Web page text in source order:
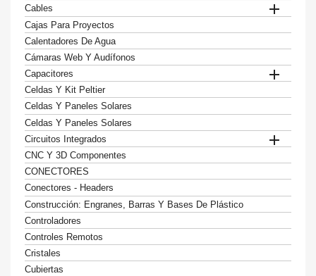
Cables

Cajas Para Proyectos
Calentadores De Agua
Cámaras Web Y Audífonos
Capacitores

Celdas Y Kit Peltier
Celdas Y Paneles Solares
Celdas Y Paneles Solares
Circuitos Integrados

CNC Y 3D Componentes
CONECTORES
Conectores - Headers
Construcción: Engranes, Barras Y Bases De Plástico
Controladores
Controles Remotos
Cristales
Cubiertas